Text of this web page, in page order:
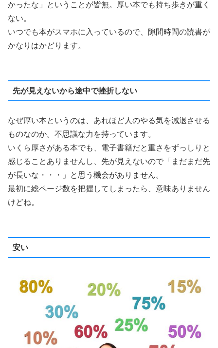
かったな」ということが皆無。厚い本でも持ち歩きが重く
ない。
いつでも本がスマホに入っているので、隙間時間の読書が
かなりはかどります。
先が見えないから途中で挫折しない
なぜ厚い本というのは、あれほど人のやる気を減退させる
ものなのか。不思議な力を持っています。
いくら厚さがある本でも、電子書籍だと重さをずっしりと
感じることありませんし、先が見えないので「まだまだ先
が長いな・・・」と思う機会がありません。
最初に総ページ数を把握してしまったら、意味ありません
けどね。
安い